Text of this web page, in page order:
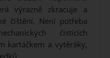
výrazně zkracuje a
čištění. Není potřeba
čistících
kartáčkem a vytěráky,